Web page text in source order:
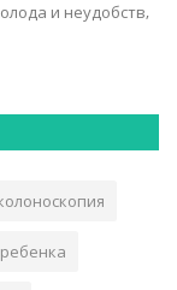
и неудобств,